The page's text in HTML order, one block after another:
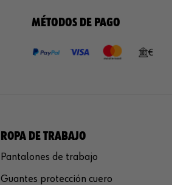
MÉTODOS DE PAGO
ROPA DE TRABAJO
Pantalones de trabajo
Guantes protección cuero